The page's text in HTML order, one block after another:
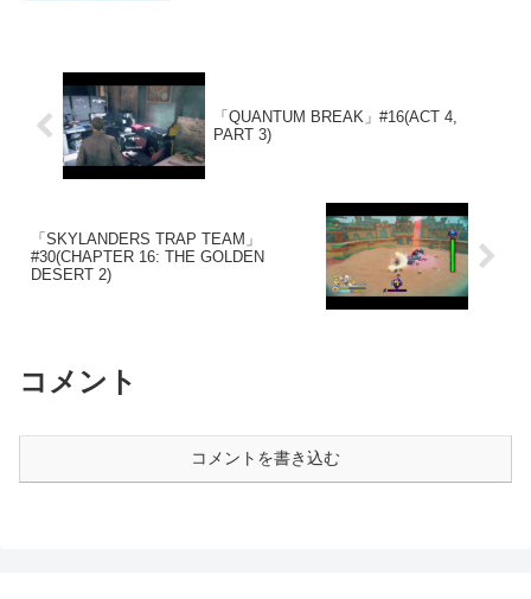
「QUANTUM BREAK」#16(ACT 4,
PART 3)
「SKYLANDERS TRAP TEAM」
#30(CHAPTER 16: THE GOLDEN
DESERT 2)
コメント
コメントを書き込む